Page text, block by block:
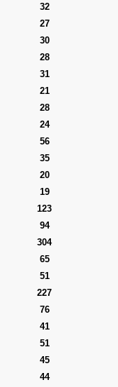
32
27
30
28
31
21
28
24
56
35
20
19
123
94
304
65
51
227
76
41
51
45
44